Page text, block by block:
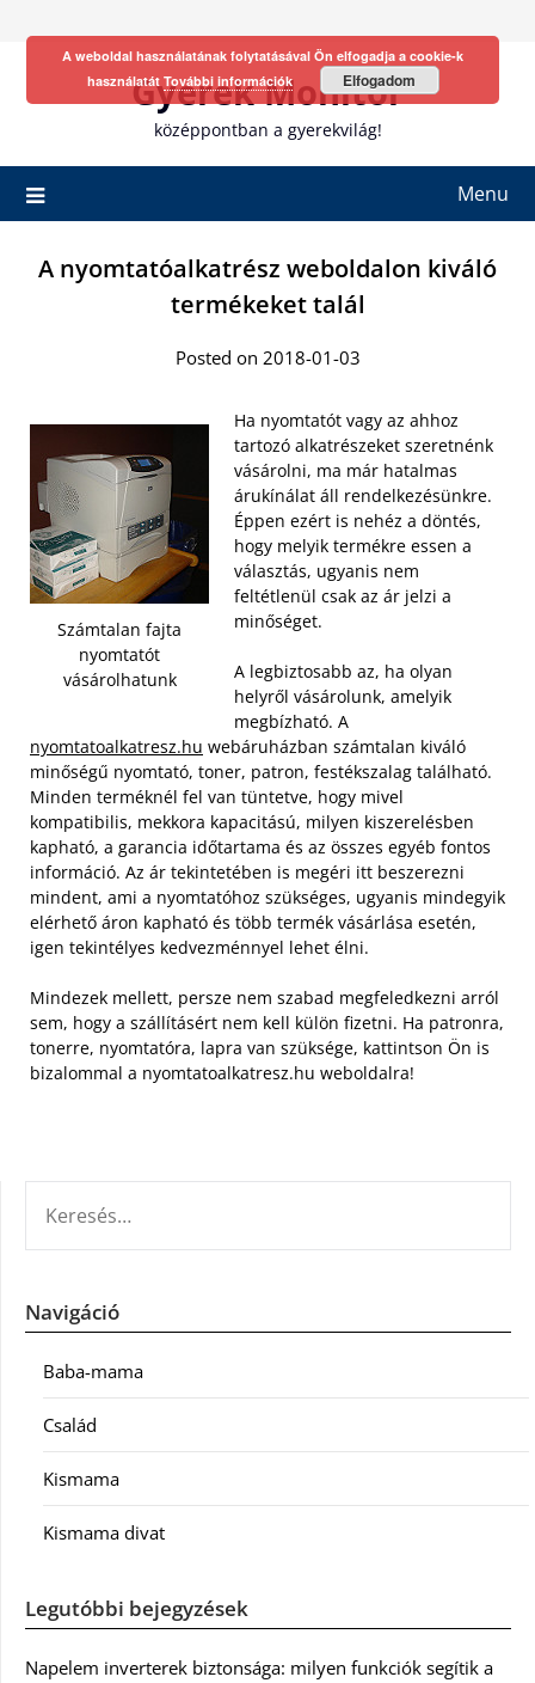
Gyerek Monitor
középpontban a gyerekvilág!
Menu
A nyomtatóalkatrész weboldalon kiváló
termékeket talál
Posted on 2018-01-03
Számtalan fajta
nyomtatót
vásárolhatunk
Ha nyomtatót vagy az ahhoz
tartozó alkatrészeket szeretnénk
vásárolni, ma már hatalmas
árukínálat áll rendelkezésünkre.
Éppen ezért is nehéz a döntés,
hogy melyik termékre essen a
választás, ugyanis nem
feltétlenül csak az ár jelzi a
minőséget.
A legbiztosabb az, ha olyan
helyről vásárolunk, amelyik
megbízható. A
nyomtatoalkatresz.hu webáruházban számtalan kiváló
minőségű nyomtató, toner, patron, festékszalag található.
Minden terméknél fel van tüntetve, hogy mivel
kompatibilis, mekkora kapacitású, milyen kiszerelésben
kapható, a garancia időtartama és az összes egyéb fontos
információ. Az ár tekintetében is megéri itt beszerezni
mindent, ami a nyomtatóhoz szükséges, ugyanis mindegyik
elérhető áron kapható és több termék vásárlása esetén,
igen tekintélyes kedvezménnyel lehet élni.
Mindezek mellett, persze nem szabad megfeledkezni arról
sem, hogy a szállításért nem kell külön fizetni. Ha patronra,
tonerre, nyomtatóra, lapra van szüksége, kattintson Ön is
bizalommal a nyomtatoalkatresz.hu weboldalra!
Navigáció
Baba-mama
Család
Kismama
Kismama divat
Legutóbbi bejegyzések
Napelem inverterek biztonsága: milyen funkciók segítik a
A weboldal használatának folytatásával Ön elfogadja a cookie-k
használatát További információk Elfogadom